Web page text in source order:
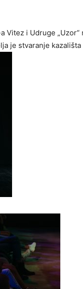
Vitez i Udruge
je stvaranje kazališta